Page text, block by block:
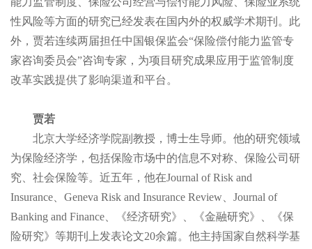
性风险等方面的研究已经发表在国内外的权威学术期刊。此
外，贾若连续两届担任中国银保监会“保险偿付能力监管专
家咨询委员会”咨询专家，为项目研究成果应用于监管制度
改革实践提供了影响渠道和平台。
贾若
北京大学经济学院副教授，博士生导师。他的研究领域
为保险经济学，包括保险市场中的信息不对称、保险公司研
究、社会保险等。近五年，他在Journal of Risk and
Insurance、Geneva Risk and Insurance Review、Journal of
Banking and Finance、《经济研究》、《金融研究》、《保
险研究》等期刊上发表论文20余篇。他主持国家自然科学基